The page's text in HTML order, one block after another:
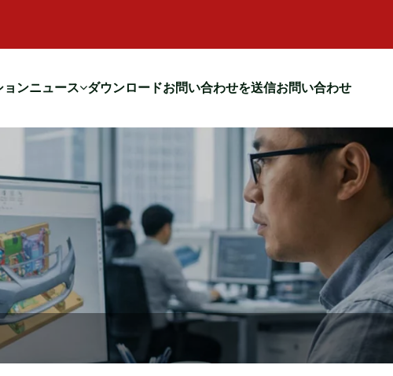
ョンニュース ダウンロードお問い合わせを送信お問い合わせ